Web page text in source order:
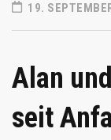
19.
Alan
seit